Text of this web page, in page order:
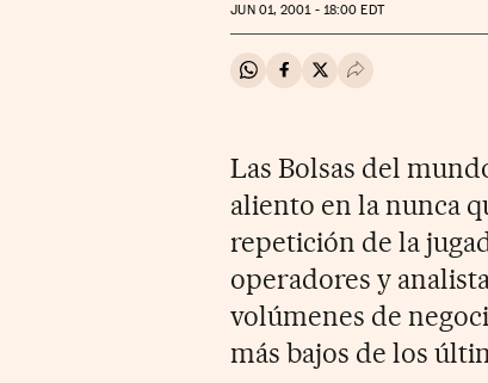
JUN01, 2001 - 18:00 EDT
Compartir en Whatsapp
Compartir en Facebook
Compartir en Twitter
Desplegar
Las Bolsas del
aliento en la nunca
repetición de la
operadores y
volúmenes de
más bajos de los